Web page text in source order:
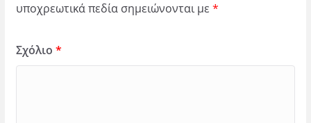
υποχρεωτικά πεδία σημειώνονται με *
Σχόλιο *